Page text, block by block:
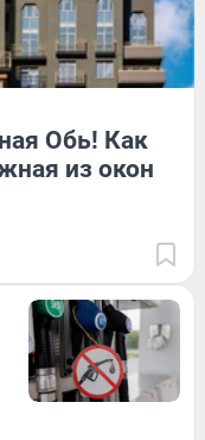
Обь! Как
из окон